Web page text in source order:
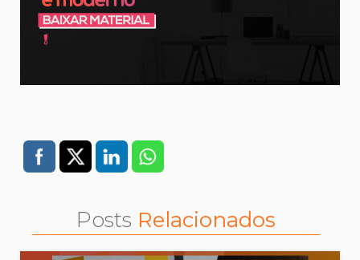
Posts Relacionados